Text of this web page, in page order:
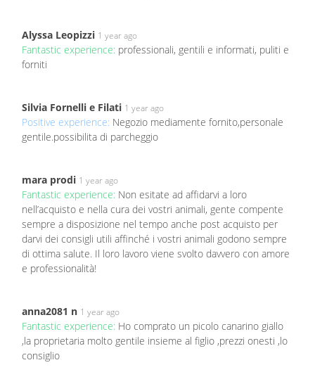
Alyssa Leopizzi 1 year ago
Fantastic experience: professionali, gentili e informati, puliti e
forniti
Silvia Fornelli e Filati 1 year ago
Positive experience: Negozio mediamente fornito,personale
gentile.possibilita di parcheggio
mara prodi 1 year ago
Fantastic experience: Non esitate ad affidarvi a loro
nell’acquisto e nella cura dei vostri animali, gente compente
sempre a disposizione nel tempo anche post acquisto per
darvi dei consigli utili affinché i vostri animali godono sempre
di ottima salute. Il loro lavoro viene svolto davvero con amore
e professionalità!
anna2081 n 1 year ago
Fantastic experience: Ho comprato un picolo canarino giallo
,la proprietaria molto gentile insieme al figlio ,prezzi onesti ,lo
consiglio